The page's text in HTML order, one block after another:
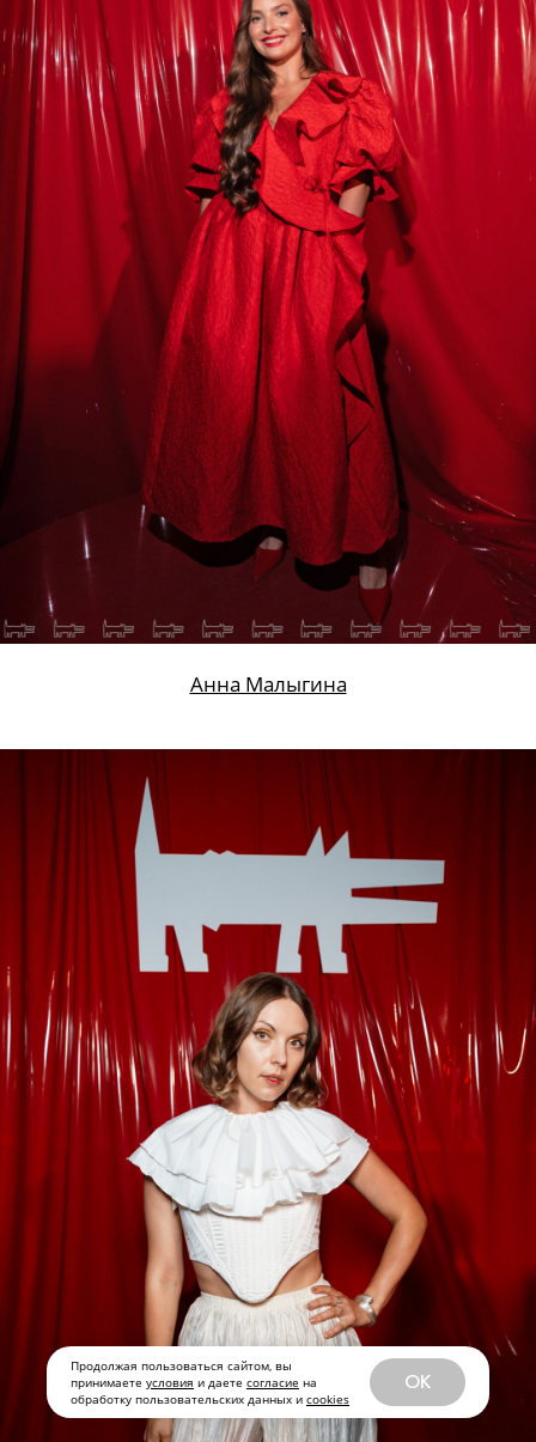
Продолжая пользоваться сайтом, вы
принимаете условия и даете согласие на
обработку пользовательских данных и cookies
OK
Анна Малыгина